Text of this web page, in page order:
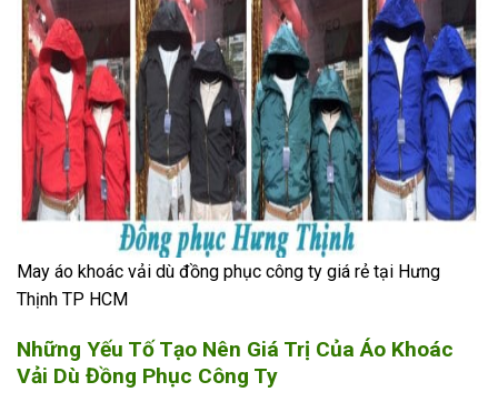
May áo khoác vải dù đồng phục công ty giá rẻ tại Hưng
Thịnh TP HCM
Những Yếu Tố Tạo Nên Giá Trị Của Áo Khoác
Vải Dù Đồng Phục Công Ty